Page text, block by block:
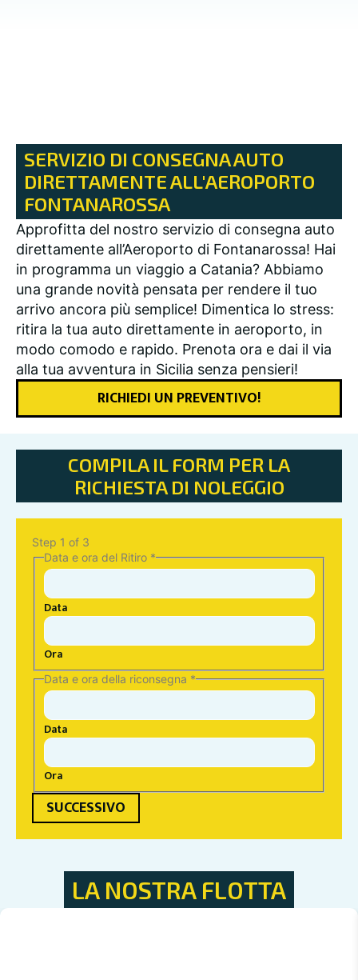
SERVIZIO DI CONSEGNA AUTO
DIRETTAMENTE ALL'AEROPORTO
FONTANAROSSA
Approfitta del nostro servizio di consegna auto
direttamente all’Aeroporto di Fontanarossa! Hai
in programma un viaggio a Catania? Abbiamo
una grande novità pensata per rendere il tuo
arrivo ancora più semplice! Dimentica lo stress:
ritira la tua auto direttamente in aeroporto, in
modo comodo e rapido. Prenota ora e dai il via
alla tua avventura in Sicilia senza pensieri!
RICHIEDI UN PREVENTIVO!
COMPILA IL FORM PER LA
RICHIESTA DI NOLEGGIO
Step 1 of 3
Data e ora del Ritiro *
Data
Ora
Data e ora della riconsegna *
Data
Ora
SUCCESSIVO
LA NOSTRA FLOTTA